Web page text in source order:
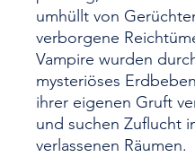
umhüllt von
verborgene
Vampire wurden
mysteriöses
ihrer eigenen Gruft
und suchen Zuflucht
verlassenen Räumen.